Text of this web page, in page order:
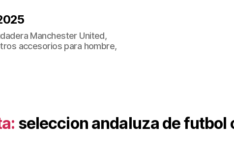
Manchester United,
accesorios para hombre,
seleccion andaluza de futbol